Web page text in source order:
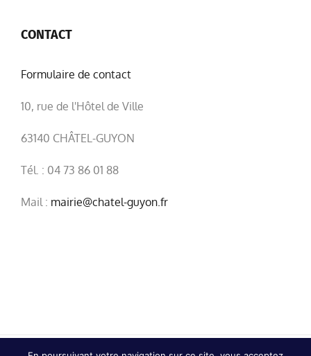
CONTACT
Formulaire de contact
10, rue de l'Hôtel de Ville
63140 CHÂTEL-GUYON
Tél. : 04 73 86 01 88
Mail : mairie@chatel-guyon.fr